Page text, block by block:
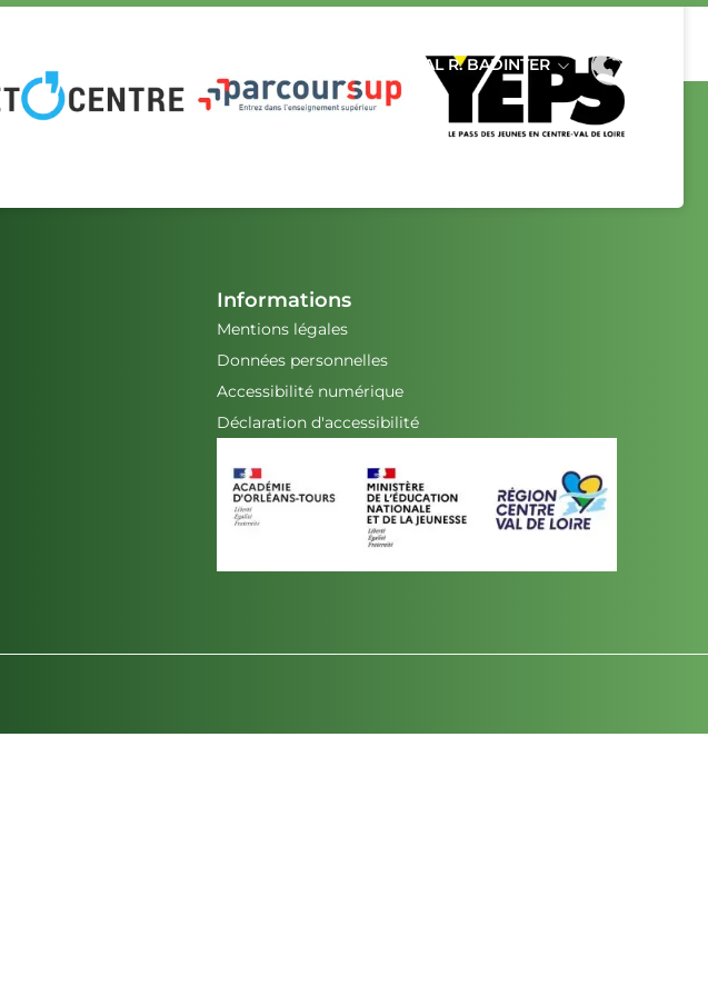
LYCÉE INTERNATIONAL R. BADINTER
Informations
Mentions légales
Données personnelles
Accessibilité numérique
Déclaration d'accessibilité